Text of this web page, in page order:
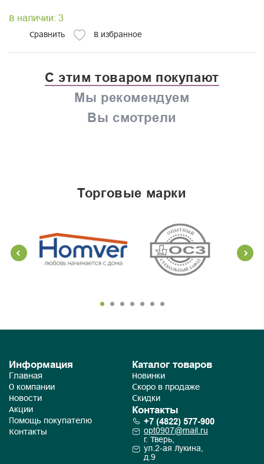
В наличии: 3
Сравнить В избранное
С этим товаром покупают
Мы рекомендуем
Вы смотрели
торговые марки
Информация
Главная
О компании
Новости
Акции
Помощь покупателю
Контакты
Каталог товаров
Новинки
Скоро в продаже
Скидки
Контакты
+7 (4822) 577-900
opt0907@mail.ru
г. Тверь,
ул.2-ая Лукина,
д.9